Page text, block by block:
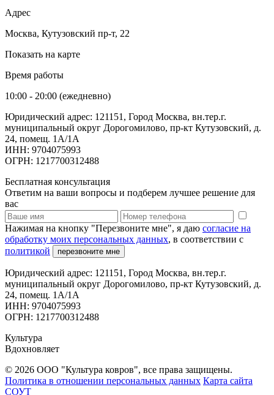
Адрес
Москва, Кутузовский пр-т, 22
Показать на карте
Время работы
10:00 - 20:00 (ежедневно)
Юридический адрес: 121151, Город Москва, вн.тер.г.
муниципальный округ Дорогомилово, пр-кт Кутузовский, д.
24, помещ. 1А/1А
ИНН: 9704075993
ОГРН: 1217700312488
Бесплатная консультация
Ответим на ваши вопросы и подберем лучшее решение для
вас
Нажимая на кнопку "Перезвоните мне", я даю согласие на
обработку моих персональных данных, в соответствии с
политикой
перезвоните мне
Юридический адрес: 121151, Город Москва, вн.тер.г.
муниципальный округ Дорогомилово, пр-кт Кутузовский, д.
24, помещ. 1А/1А
ИНН: 9704075993
ОГРН: 1217700312488
Культура
Вдохновляет
© 2026 ООО "Культура ковров", все права защищены.
Политика в отношении персональных данных Карта сайта
СОУТ